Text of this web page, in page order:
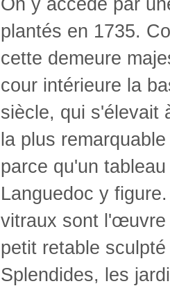
plantés en 1735.
cette demeure
cour intérieure la
siècle, qui s'élevait
la plus
parce qu'un
Languedoc y
vitraux sont l'œuvre
petit retable
Splendides, les